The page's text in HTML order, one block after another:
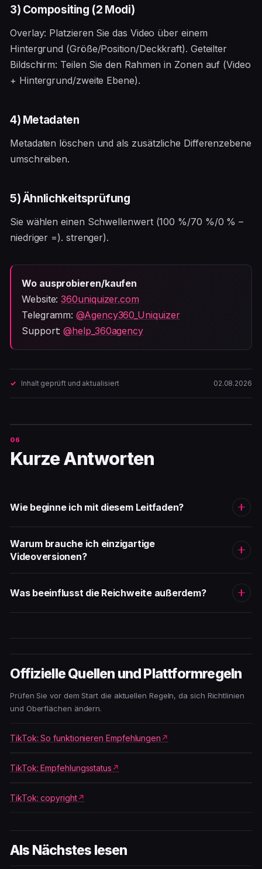
3) Compositing (2 Modi)
Overlay: Platzieren Sie das Video über einem
Hintergrund (Größe/Position/Deckkraft). Geteilter
Bildschirm: Teilen Sie den Rahmen in Zonen auf (Video
+ Hintergrund/zweite Ebene).
4) Metadaten
Metadaten löschen und als zusätzliche Differenzebene
umschreiben.
5) Ähnlichkeitsprüfung
Sie wählen einen Schwellenwert (100 %/70 %/0 % –
niedriger =). strenger).
Wo ausprobieren/kaufen
Website:360uniquizer.com
Telegramm:@Agency360_Uniquizer
Support:@help_360agency
Inhalt geprüft und aktualisiert 02.08.2026
Kurze Antworten
Wie beginne ich mit diesem Leitfaden?
Warum brauche ich einzigartige
Videoversionen?
Was beeinflusst die Reichweite außerdem?
Offizielle Quellen und Plattformregeln
Prüfen Sie vor dem Start die aktuellen Regeln, da sich Richtlinien
und Oberflächen ändern.
TikTok: So funktionieren Empfehlungen
TikTok: Empfehlungsstatus
TikTok: copyright
Als Nächstes lesen